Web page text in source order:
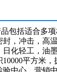
品包括适合多
，冲击，高
化轻工，油
平方米
中心，营销